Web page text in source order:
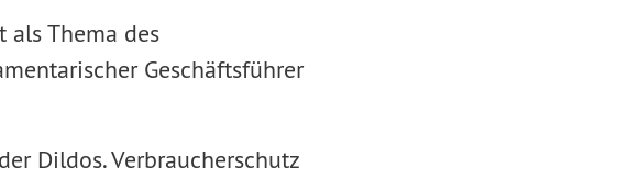
als Thema des
Geschäftsführer
Dildos. Verbraucherschutz